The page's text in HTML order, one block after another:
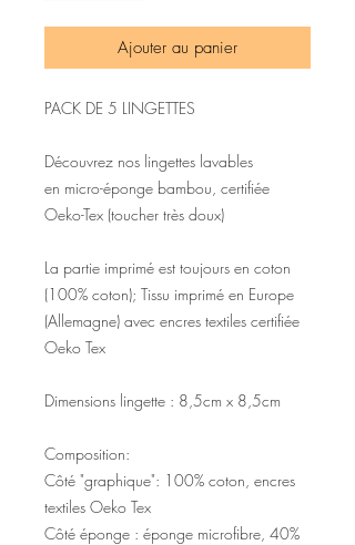
Ajouter au panier
PACK DE 5 LINGETTES
Découvrez nos lingettes lavables
en micro-éponge bambou, certifiée
Oeko-Tex (toucher très doux)
La partie imprimé est toujours en coton
(100% coton); Tissu imprimé en Europe
(Allemagne) avec encres textiles certifiée
Oeko Tex
Dimensions lingette : 8,5cm x 8,5cm
Composition:
Côté "graphique": 100% coton, encres
textiles Oeko Tex
Côté éponge : éponge microfibre, 40%